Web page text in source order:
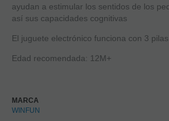
ayudan a estimular los sentidos de los
así sus capacidades cognitivas
El juguete electrónico funciona con 3
Edad recomendada: 12M+
MARCA
WINFUN